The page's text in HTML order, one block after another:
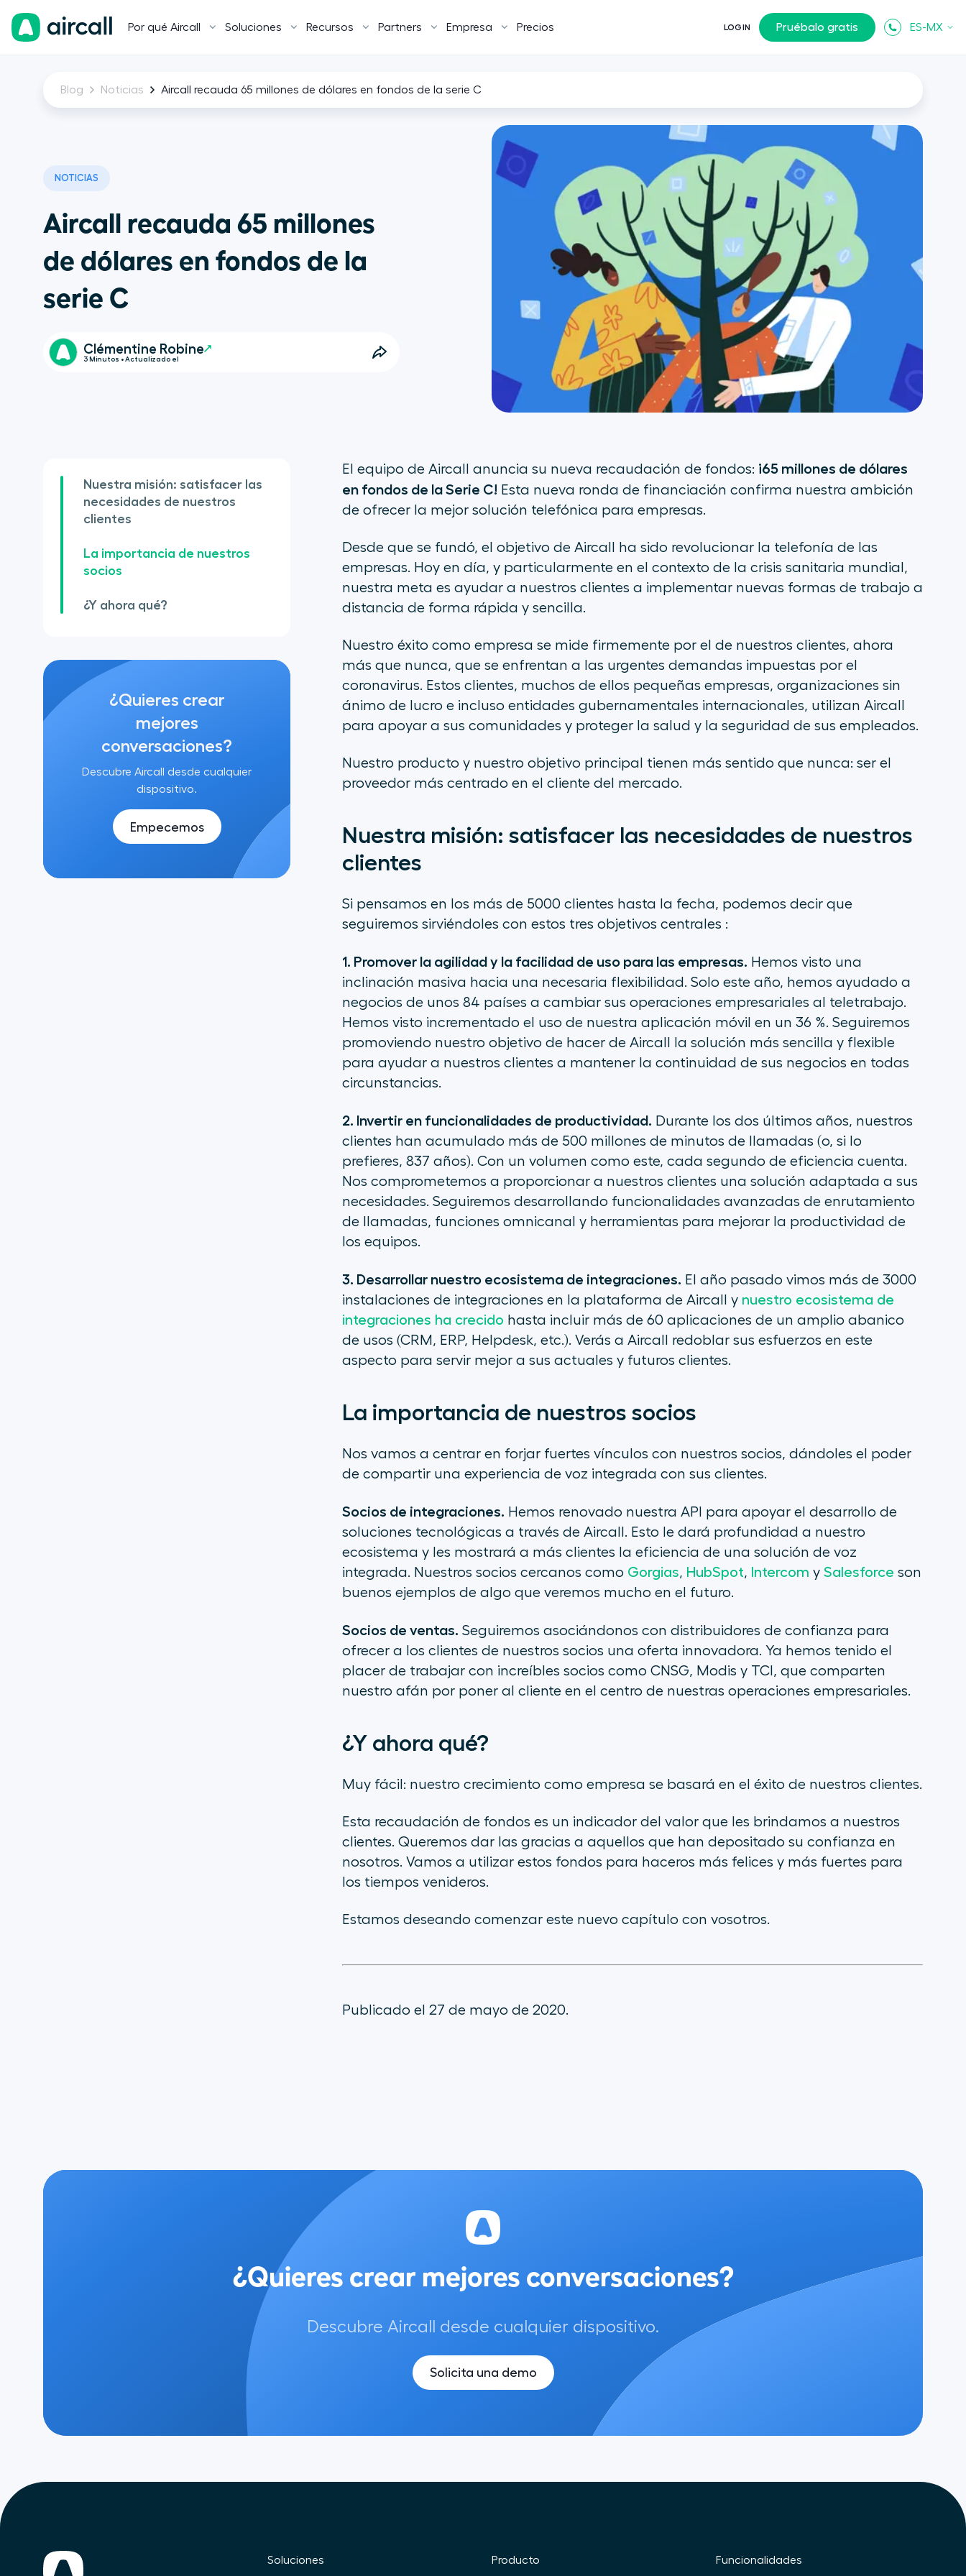
Por qué Aircall Soluciones Recursos Partners Empresa Precios LOGIN Pruébalo gratis ES-MX
Blog Noticias Aircall recauda 65 millones de dólares en fondos de la serie C
NOTICIAS
Aircall recauda 65 millones
de dólares en fondos de la
serie C
Clémentine Robine
3 Minutos • Actualizado el
Nuestra misión: satisfacer las
necesidades de nuestros
clientes
La importancia de nuestros
socios
¿Y ahora qué?
¿Quieres crear
mejores
conversaciones?
Descubre Aircall desde cualquier
dispositivo.
Empecemos
El equipo de Aircall anuncia su nueva recaudación de fondos: ¡65 millones de dólares
en fondos de la Serie C! Esta nueva ronda de financiación confirma nuestra ambición
de ofrecer la mejor solución telefónica para empresas.
Desde que se fundó, el objetivo de Aircall ha sido revolucionar la telefonía de las
empresas. Hoy en día, y particularmente en el contexto de la crisis sanitaria mundial,
nuestra meta es ayudar a nuestros clientes a implementar nuevas formas de trabajo a
distancia de forma rápida y sencilla.
Nuestro éxito como empresa se mide firmemente por el de nuestros clientes, ahora
más que nunca, que se enfrentan a las urgentes demandas impuestas por el
coronavirus. Estos clientes, muchos de ellos pequeñas empresas, organizaciones sin
ánimo de lucro e incluso entidades gubernamentales internacionales, utilizan Aircall
para apoyar a sus comunidades y proteger la salud y la seguridad de sus empleados.
Nuestro producto y nuestro objetivo principal tienen más sentido que nunca: ser el
proveedor más centrado en el cliente del mercado.
Nuestra misión: satisfacer las necesidades de nuestros
clientes
Si pensamos en los más de 5000 clientes hasta la fecha, podemos decir que
seguiremos sirviéndoles con estos tres objetivos centrales :
1. Promover la agilidad y la facilidad de uso para las empresas. Hemos visto una
inclinación masiva hacia una necesaria flexibilidad. Solo este año, hemos ayudado a
negocios de unos 84 países a cambiar sus operaciones empresariales al teletrabajo.
Hemos visto incrementado el uso de nuestra aplicación móvil en un 36 %. Seguiremos
promoviendo nuestro objetivo de hacer de Aircall la solución más sencilla y flexible
para ayudar a nuestros clientes a mantener la continuidad de sus negocios en todas
circunstancias.
2. Invertir en funcionalidades de productividad. Durante los dos últimos años, nuestros
clientes han acumulado más de 500 millones de minutos de llamadas (o, si lo
prefieres, 837 años). Con un volumen como este, cada segundo de eficiencia cuenta.
Nos comprometemos a proporcionar a nuestros clientes una solución adaptada a sus
necesidades. Seguiremos desarrollando funcionalidades avanzadas de enrutamiento
de llamadas, funciones omnicanal y herramientas para mejorar la productividad de
los equipos.
3. Desarrollar nuestro ecosistema de integraciones. El año pasado vimos más de 3000
instalaciones de integraciones en la plataforma de Aircall y nuestro ecosistema de
integraciones ha crecido hasta incluir más de 60 aplicaciones de un amplio abanico
de usos (CRM, ERP, Helpdesk, etc.). Verás a Aircall redoblar sus esfuerzos en este
aspecto para servir mejor a sus actuales y futuros clientes.
La importancia de nuestros socios
Nos vamos a centrar en forjar fuertes vínculos con nuestros socios, dándoles el poder
de compartir una experiencia de voz integrada con sus clientes.
Socios de integraciones. Hemos renovado nuestra API para apoyar el desarrollo de
soluciones tecnológicas a través de Aircall. Esto le dará profundidad a nuestro
ecosistema y les mostrará a más clientes la eficiencia de una solución de voz
integrada. Nuestros socios cercanos como Gorgias, HubSpot, Intercom y Salesforce son
buenos ejemplos de algo que veremos mucho en el futuro.
Socios de ventas. Seguiremos asociándonos con distribuidores de confianza para
ofrecer a los clientes de nuestros socios una oferta innovadora. Ya hemos tenido el
placer de trabajar con increíbles socios como CNSG, Modis y TCI, que comparten
nuestro afán por poner al cliente en el centro de nuestras operaciones empresariales.
¿Y ahora qué?
Muy fácil: nuestro crecimiento como empresa se basará en el éxito de nuestros clientes.
Esta recaudación de fondos es un indicador del valor que les brindamos a nuestros
clientes. Queremos dar las gracias a aquellos que han depositado su confianza en
nosotros. Vamos a utilizar estos fondos para haceros más felices y más fuertes para
los tiempos venideros.
Estamos deseando comenzar este nuevo capítulo con vosotros.
Publicado el 27 de mayo de 2020.
¿Quieres crear mejores conversaciones?
Descubre Aircall desde cualquier dispositivo.
Solicita una demo
Soluciones Producto Funcionalidades